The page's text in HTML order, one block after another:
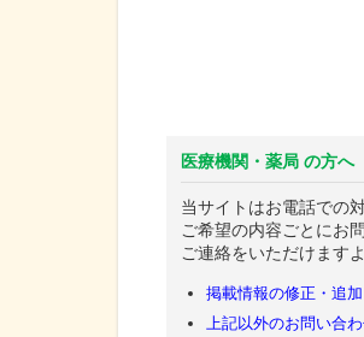
医療機関・薬局 の方へ
当サイトはお電話での
ご希望の内容ごとにお
ご連絡をいただけます
掲載情報の修正・追
上記以外のお問い合